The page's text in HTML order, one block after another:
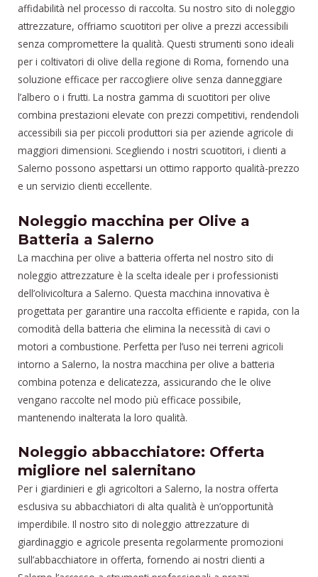
affidabilità nel processo di raccolta. Su nostro sito di noleggio
attrezzature, offriamo scuotitori per olive a prezzi accessibili
senza compromettere la qualità. Questi strumenti sono ideali
per i coltivatori di olive della regione di Roma, fornendo una
soluzione efficace per raccogliere olive senza danneggiare
l’albero o i frutti. La nostra gamma di scuotitori per olive
combina prestazioni elevate con prezzi competitivi, rendendoli
accessibili sia per piccoli produttori sia per aziende agricole di
maggiori dimensioni. Scegliendo i nostri scuotitori, i clienti a
Salerno possono aspettarsi un ottimo rapporto qualità-prezzo
e un servizio clienti eccellente.
Noleggio macchina per Olive a
Batteria a Salerno
La macchina per olive a batteria offerta nel nostro sito di
noleggio attrezzature è la scelta ideale per i professionisti
dell’olivicoltura a Salerno. Questa macchina innovativa è
progettata per garantire una raccolta efficiente e rapida, con la
comodità della batteria che elimina la necessità di cavi o
motori a combustione. Perfetta per l’uso nei terreni agricoli
intorno a Salerno, la nostra macchina per olive a batteria
combina potenza e delicatezza, assicurando che le olive
vengano raccolte nel modo più efficace possibile,
mantenendo inalterata la loro qualità.
Noleggio abbacchiatore: Offerta
migliore nel salernitano
Per i giardinieri e gli agricoltori a Salerno, la nostra offerta
esclusiva su abbacchiatori di alta qualità è un’opportunità
imperdibile. Il nostro sito di noleggio attrezzature di
giardinaggio e agricole presenta regolarmente promozioni
sull’abbacchiatore in offerta, fornendo ai nostri clienti a